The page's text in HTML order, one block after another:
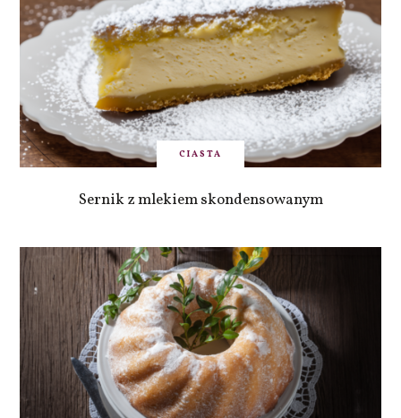
CIASTA
Sernik z mlekiem skondensowanym